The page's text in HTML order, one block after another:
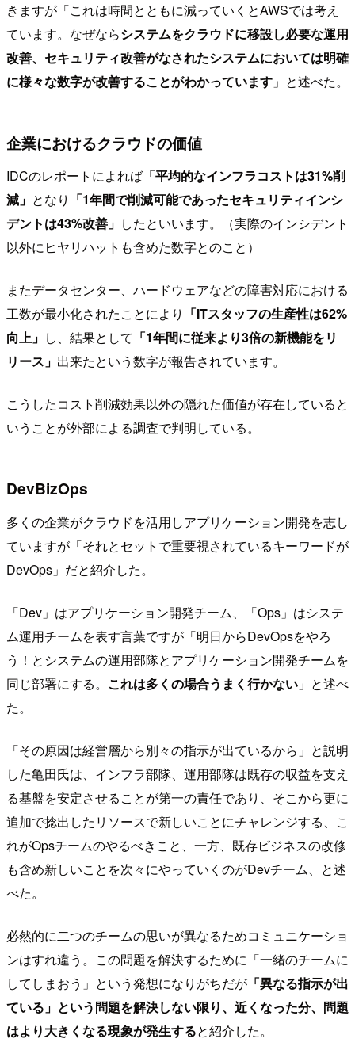
きますが「これは時間とともに減っていくとAWSでは考え
ています。なぜならシステムをクラウドに移設し必要な運用
改善、セキュリティ改善がなされたシステムにおいては明確
に様々な数字が改善することがわかっています 」と述べた。
企業におけるクラウドの価値
IDCのレポートによれば 「平均的なインフラコストは31%削
減」 となり 「1年間で削減可能であったセキュリティインシ
デントは43%改善」 したといいます。（実際のインシデント
以外にヒヤリハットも含めた数字とのこと）
またデータセンター、ハードウェアなどの障害対応における
工数が最小化されたことにより 「ITスタッフの生産性は62%
向上」 し、結果として 「1年間に従来より3倍の新機能をリ
リース」 出来たという数字が報告されています。
こうしたコスト削減効果以外の隠れた価値が存在していると
いうことが外部による調査で判明している。
DevBizOps
多くの企業がクラウドを活用しアプリケーション開発を志し
ていますが「それとセットで重要視されているキーワードが
DevOps」だと紹介した。
「Dev」はアプリケーション開発チーム、「Ops」はシステ
ム運用チームを表す言葉ですが「明日からDevOpsをやろ
う！とシステムの運用部隊とアプリケーション開発チームを
同じ部署にする。 これは多くの場合うまく行かない 」と述べ
た。
「その原因は経営層から別々の指示が出ているから」と説明
した亀田氏は、インフラ部隊、運用部隊は既存の収益を支え
る基盤を安定させることが第一の責任であり、そこから更に
追加で捻出したリソースで新しいことにチャレンジする、こ
れがOpsチームのやるべきこと、一方、既存ビジネスの改修
も含め新しいことを次々にやっていくのがDevチーム、と述
べた。
必然的に二つのチームの思いが異なるためコミュニケーショ
ンはすれ違う。この問題を解決するために「一緒のチームに
してしまおう」という発想になりがちだが 「異なる指示が出
ている」という問題を解決しない限り、近くなった分、問題
はより大きくなる現象が発生すると紹介した。